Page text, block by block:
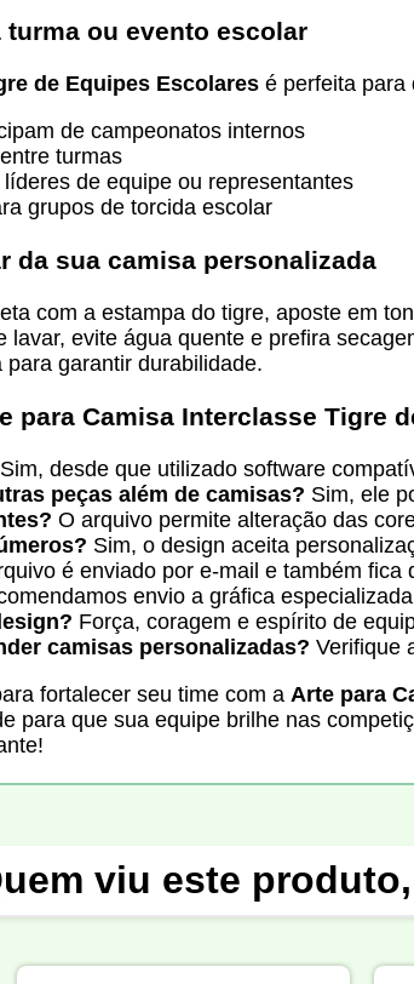
ou evento escolar
de Equipes Escolares é perfeita para
de campeonatos internos
turmas
de equipe ou representantes
grupos de torcida escolar
da sua camisa personalizada
com a estampa do tigre, aposte em
lavar, evite água quente e prefira
garantir durabilidade.
para Camisa Interclasse Tigre
Sim, desde que utilizado software
peças além de camisas? Sim, ele
O arquivo permite alteração das
Sim, o design aceita
é enviado por e-mail e também
envio a gráfica
Força, coragem e espírito de
camisas personalizadas? Verifique
fortalecer seu time com a Arte para
para que sua equipe brilhe nas
viu este